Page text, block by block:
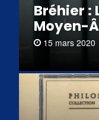
Bréhier :
Moyen-
15 mars 2020